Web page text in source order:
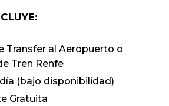
Transfer al Aeropuerto o
Tren Renfe
(bajo disponibilidad)
Gratuita